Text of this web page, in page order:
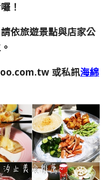
！
依旅遊景點與店家公
或私訊海綿